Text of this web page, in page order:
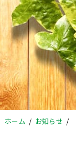
ホーム お知らせ